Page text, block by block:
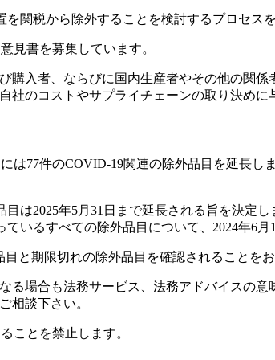
関税から除外することを検討するプロセス
見書を募集しています。
入者、ならびに国内生産者やその他の関
社のコストやサプライチェーンの取り決め
は77件のCOVID-19関連の除外品目を延長し
は2025年5月31日まで延長される旨を決定
いるすべての除外品目について、2024年6月
と期限切れの除外品目を確認されることを
場合も法務サービス、法務アドバイスの
相談下さい。
ことを禁止します。